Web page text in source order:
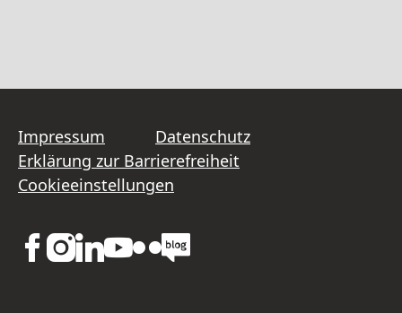
Impressum
Datenschutz
Erklärung zur Barrierefreiheit
Cookieeinstellungen